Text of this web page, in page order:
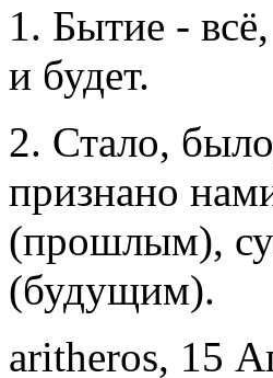
1. Бытие -
и будет.
2. Стало,
признано
(прошлым),
(будущим).
aritheros, 15